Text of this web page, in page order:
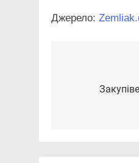
Джерело:
записів